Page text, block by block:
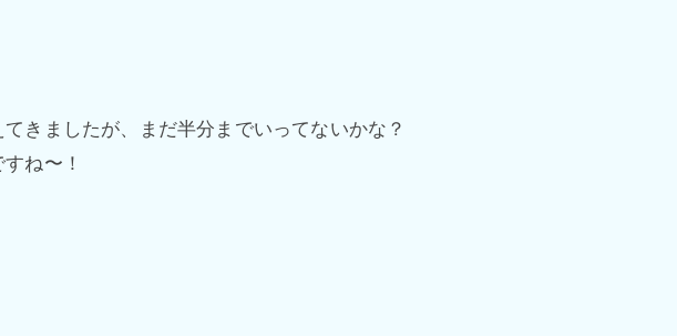
きましたが、まだ半分までいってないかな？
ね〜！